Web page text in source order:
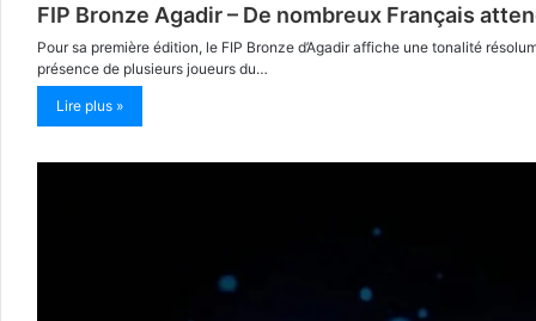
FIP Bronze Agadir – De nombreux Français
Pour sa première édition, le FIP Bronze d’Agadir affiche une tonalité
présence de plusieurs joueurs du…
Lire plus »